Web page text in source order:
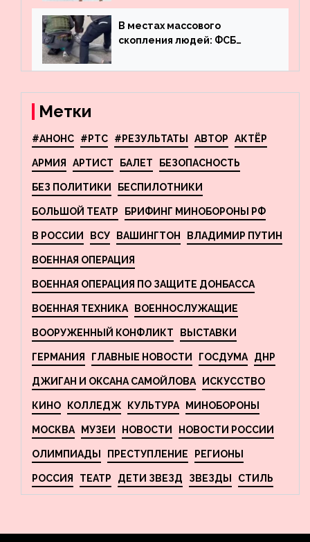
что обсуждают в мире
фигурного катания
В местах массового
скопления людей: ФСБ
террористов, планировавших
Метки
#АНОНС #РТС #РЕЗУЛЬТАТЫ АВТОР АКТЁР
АРМИЯ АРТИСТ БАЛЕТ БЕЗОПАСНОСТЬ
БЕЗ ПОЛИТИКИ БЕСПИЛОТНИКИ
БОЛЬШОЙ ТЕАТР БРИФИНГ МИНОБОРОНЫ РФ
В РОССИИ ВСУ ВАШИНГТОН ВЛАДИМИР ПУТИН
ВОЕННАЯ ОПЕРАЦИЯ
ВОЕННАЯ ОПЕРАЦИЯ ПО ЗАЩИТЕ ДОНБАССА
ВОЕННАЯ ТЕХНИКА ВОЕННОСЛУЖАЩИЕ
ВООРУЖЕННЫЙ КОНФЛИКТ ВЫСТАВКИ
ГЕРМАНИЯ ГЛАВНЫЕ НОВОСТИ ГОСДУМА ДНР
ДЖИГАН И ОКСАНА САМОЙЛОВА ИСКУССТВО
КИНО КОЛЛЕДЖ КУЛЬТУРА МИНОБОРОНЫ
МОСКВА МУЗЕИ НОВОСТИ НОВОСТИ РОССИИ
ОЛИМПИАДЫ ПРЕСТУПЛЕНИЕ РЕГИОНЫ
РОССИЯ ТЕАТР ДЕТИ ЗВЕЗД ЗВЕЗДЫ СТИЛЬ